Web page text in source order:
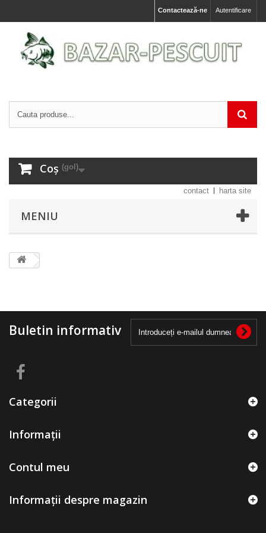
Autentificare
Contactează-ne
Coș (gol)
contact harta site
MENIU
Buletin informativ
Categorii
Informații
Contul meu
Informații despre magazin